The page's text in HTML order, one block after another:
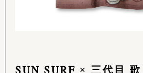
SUN SURF × 三代目 歌